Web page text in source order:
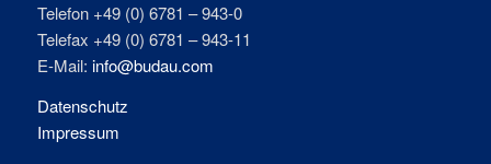
Telefon +49 (0) 6781 – 943-0
Telefax +49 (0) 6781 – 943-11
E-Mail: info@budau.com
Datenschutz
Impressum